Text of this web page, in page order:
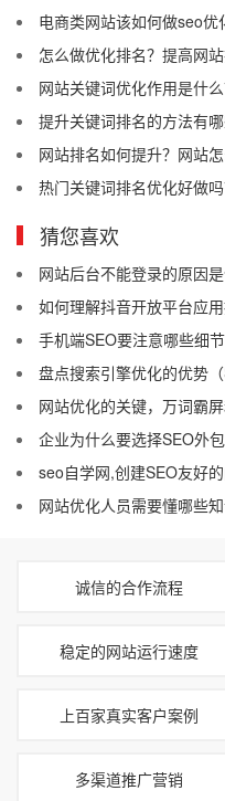
电商类网站该如何做seo优
怎么做优化排名？提高网
网站关键词优化作用是什么
提升关键词排名的方法有哪
网站排名如何提升？网站怎
热门关键词排名优化好做吗
猜您喜欢
网站后台不能登录的原因是
如何理解抖音开放平台应
手机端SEO要注意哪些细
盘点搜索引擎优化的优势
网站优化的关键，万词霸
企业为什么要选择SEO外
seo自学网,创建SEO友好
网站优化人员需要懂哪些
诚信的合作流程
稳定的网站运行速度
上百家真实客户案例
多渠道推广营销